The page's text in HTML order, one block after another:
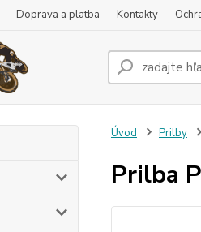
Doprava a platba Kontakty
Úvod Prilby
Prilba